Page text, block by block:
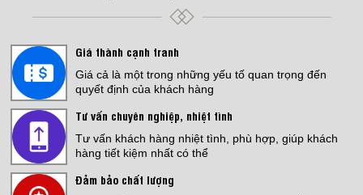
Giá thành cạnh tranh
Giá cả là một trong những yếu tố quan trọng đến
quyết định của khách hàng
Tư vấn chuyên nghiệp, nhiệt tình
Tư vấn khách hàng nhiệt tình, phù hợp, giúp khách
hàng tiết kiệm nhất có thể
Đảm bảo chất lượng